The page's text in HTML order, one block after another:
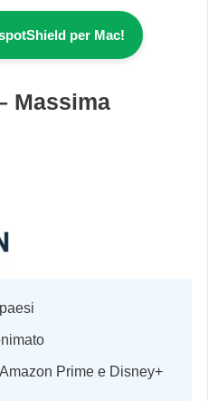
per Mac!
Massima
Prime e Disney+